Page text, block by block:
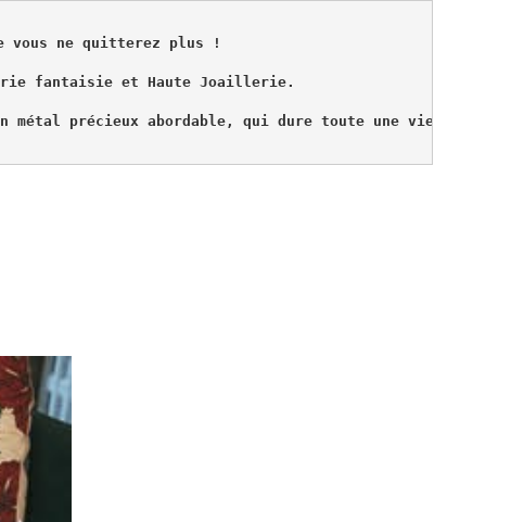
vous ne quitterez plus !
fantaisie et Haute Joaillerie.